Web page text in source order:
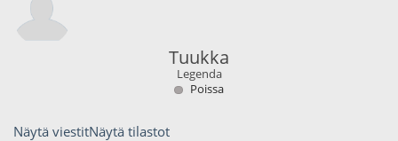
Tuukka
Legenda
Poissa
Näytä viestitNäytä tilastot